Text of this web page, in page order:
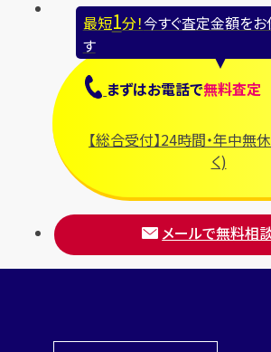
最短1分！今すぐ査定金額をお
す
まずはお電話で無料査定
【総合受付】24時間・年中無
く)
メールで無料相